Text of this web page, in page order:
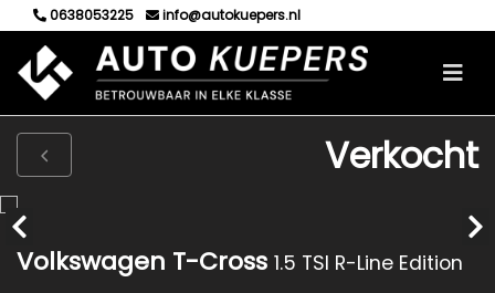
0638053225 info@autokuepers.nl
Verkocht
Volkswagen T-Cross 1.5 TSI R-Line Edition